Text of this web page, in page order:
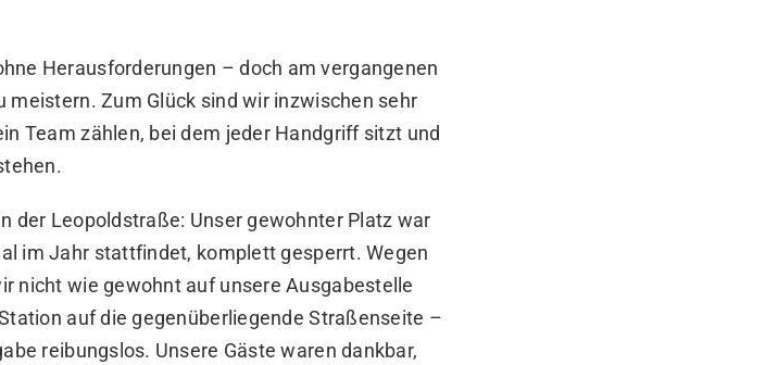
Herausforderungen – doch am vergangenen
Zum Glück sind wir inzwischen sehr
Team zählen, bei dem jeder Handgriff sitzt und
der Leopoldstraße: Unser gewohnter Platz war
im Jahr stattfindet, komplett gesperrt. Wegen
nicht wie gewohnt auf unsere Ausgabestelle
auf die gegenüberliegende Straßenseite –
reibungslos. Unsere Gäste waren dankbar,